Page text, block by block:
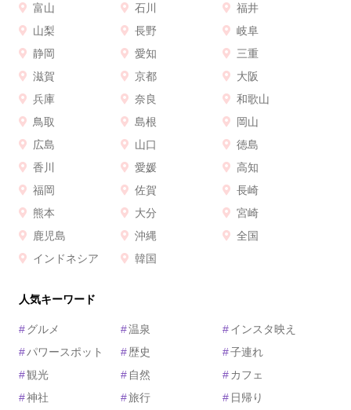
富山
石川
福井
山梨
長野
岐阜
静岡
愛知
三重
滋賀
京都
大阪
兵庫
奈良
和歌山
鳥取
島根
岡山
広島
山口
徳島
香川
愛媛
高知
福岡
佐賀
長崎
熊本
大分
宮崎
鹿児島
沖縄
全国
インドネシア
韓国
人気キーワード
#グルメ #温泉 #インスタ映え
#パワースポット #歴史 #子連れ
#観光 # 自然 # カフェ
#神社 #旅行 # 日帰り